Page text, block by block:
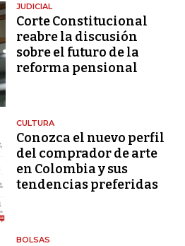
JUDICIAL
Corte Constitucional
reabre la discusión
sobre el futuro de la
reforma pensional
CULTURA
Conozca el nuevo perfil
del comprador de arte
en Colombia y sus
tendencias preferidas
BOLSAS